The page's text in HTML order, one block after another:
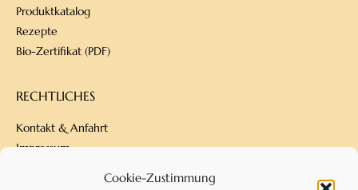
Cookie-Zustimmung
Produktkatalog
Rezepte
Bio-Zertifikat (PDF)
RECHTLICHES
Kontakt & Anfahrt
Impressum